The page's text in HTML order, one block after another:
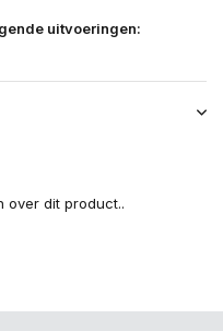
uitvoeringen:
over dit product..